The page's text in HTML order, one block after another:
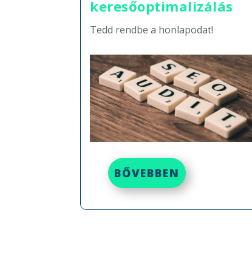
keresőoptimalizálás
Tedd rendbe a honlapodat!
BŐVEBBEN